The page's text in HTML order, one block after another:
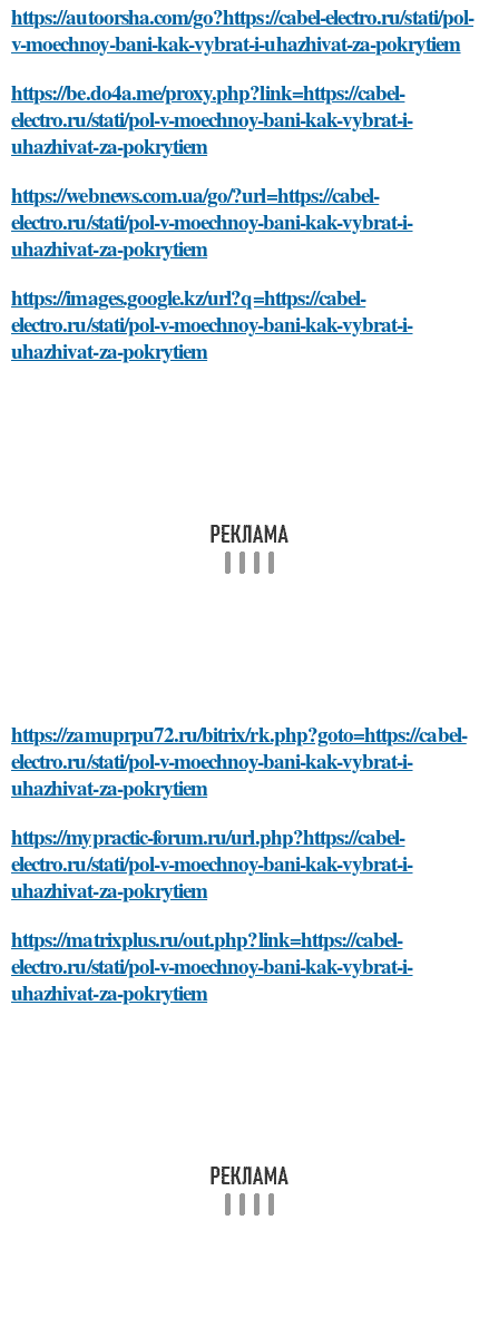
https://autoorsha.com/go?https://cabel-electro.ru/stati/pol-
v-moechnoy-bani-kak-vybrat-i-uhazhivat-za-pokrytiem
https://be.do4a.me/proxy.php?link=https://cabel-
electro.ru/stati/pol-v-moechnoy-bani-kak-vybrat-i-
uhazhivat-za-pokrytiem
https://webnews.com.ua/go/?url=https://cabel-
electro.ru/stati/pol-v-moechnoy-bani-kak-vybrat-i-
uhazhivat-za-pokrytiem
https://images.google.kz/url?q=https://cabel-
electro.ru/stati/pol-v-moechnoy-bani-kak-vybrat-i-
uhazhivat-za-pokrytiem
https://zamuprpu72.ru/bitrix/rk.php?goto=https://cabel-
electro.ru/stati/pol-v-moechnoy-bani-kak-vybrat-i-
uhazhivat-za-pokrytiem
https://mypractic-forum.ru/url.php?https://cabel-
electro.ru/stati/pol-v-moechnoy-bani-kak-vybrat-i-
uhazhivat-za-pokrytiem
https://matrixplus.ru/out.php?link=https://cabel-
electro.ru/stati/pol-v-moechnoy-bani-kak-vybrat-i-
uhazhivat-za-pokrytiem